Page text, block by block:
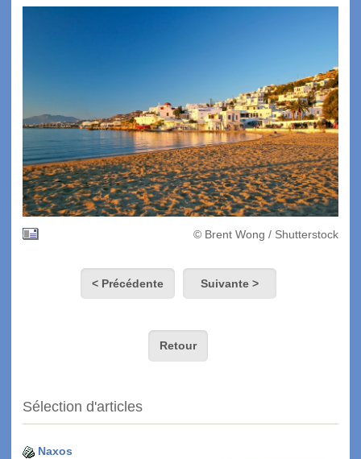
© Brent Wong / Shutterstock
< Précédente Suivante >
Retour
Sélection d'articles
Naxos